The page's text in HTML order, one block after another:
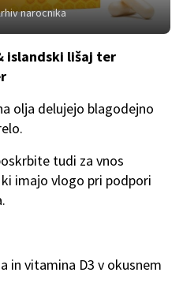
narocnika
islandski lišaj ter
olja delujejo blagodejno
tudi za vnos
imajo vlogo pri podpori
in vitamina D3 v okusnem